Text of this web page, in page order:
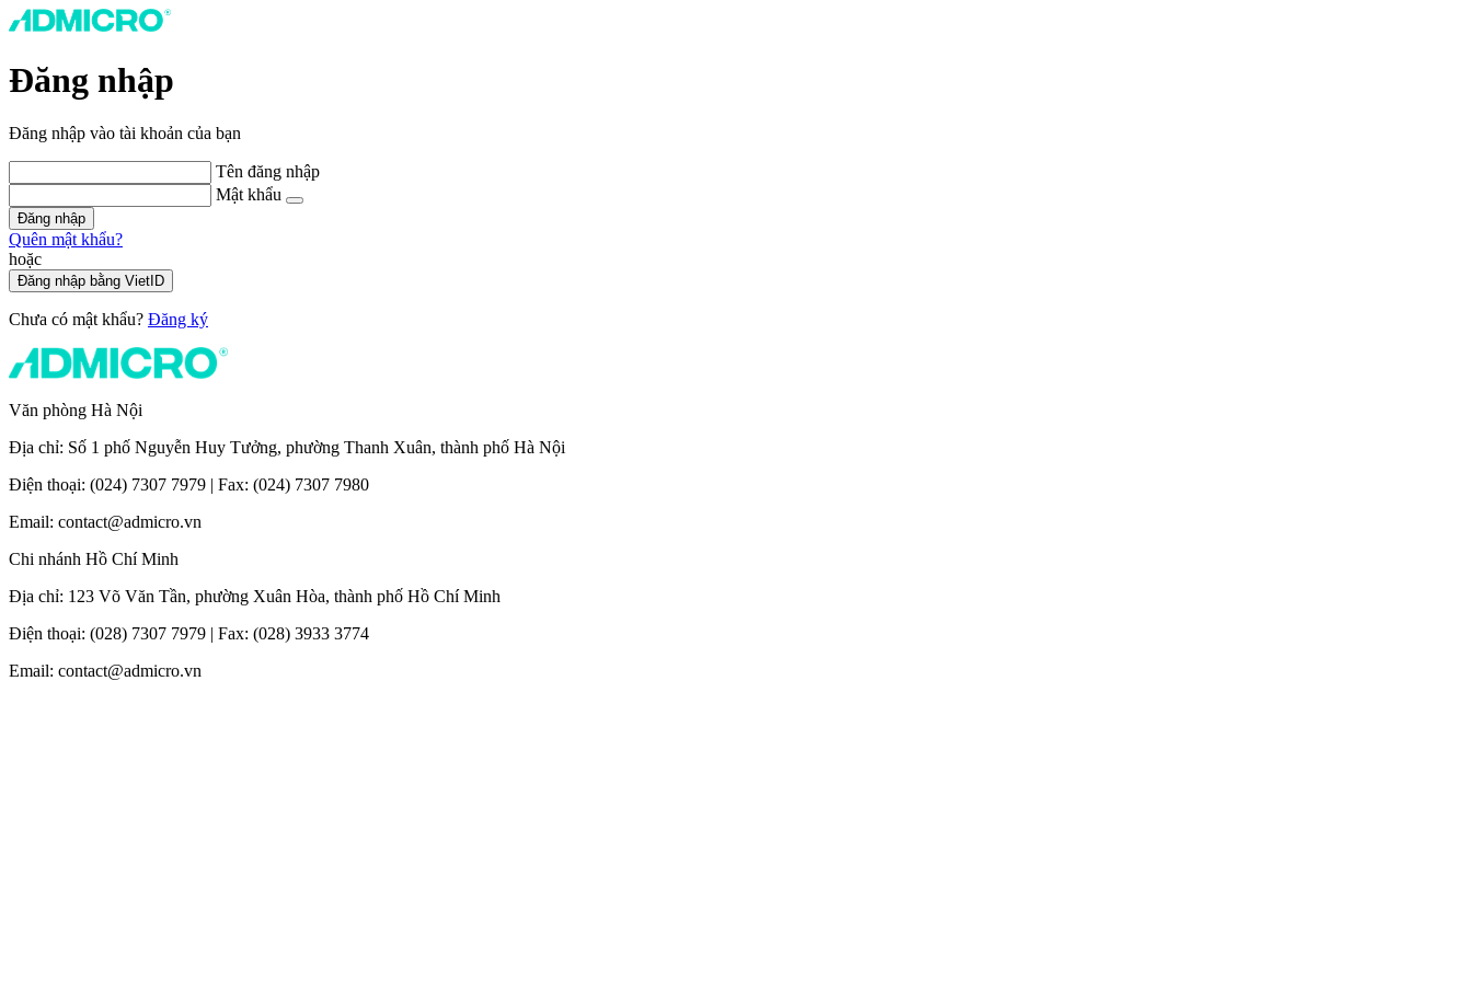
Đăng nhập
Đăng nhập vào tài khoản của bạn
Tên đăng nhập
Mật khẩu
Đăng nhập
Quên mật khẩu?
hoặc
Đăng nhập bằng VietID
Chưa có mật khẩu? Đăng ký
Văn phòng Hà Nội
Địa chỉ: Số 1 phố Nguyễn Huy Tưởng, phường Thanh Xuân, thành phố Hà Nội
Điện thoại: (024) 7307 7979 | Fax: (024) 7307 7980
Email: contact@admicro.vn
Chi nhánh Hồ Chí Minh
Địa chỉ: 123 Võ Văn Tần, phường Xuân Hòa, thành phố Hồ Chí Minh
Điện thoại: (028) 7307 7979 | Fax: (028) 3933 3774
Email: contact@admicro.vn